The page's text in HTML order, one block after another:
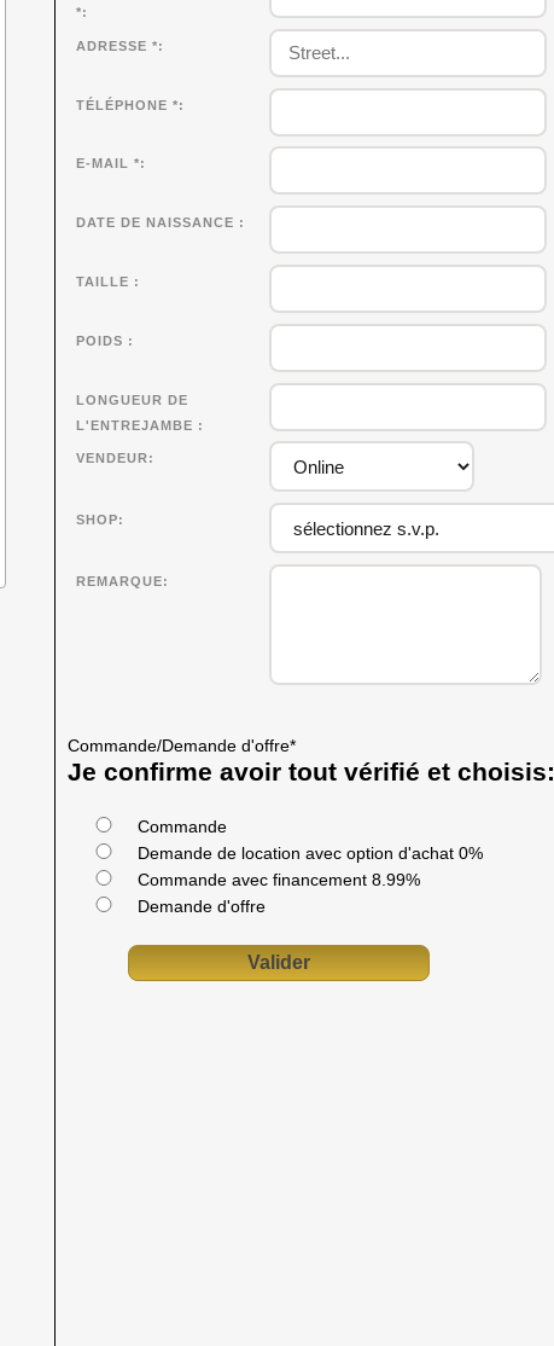
*
ADRESSE *
TÉLÉPHONE *
E-MAIL *
DATE DE NAISSANCE
TAILLE
POIDS
LONGUEUR DE
L'ENTREJAMBE
VENDEUR
SHOP
REMARQUE
Commande/Demande d'offre*
Je confirme avoir tout vérifié et choisis:
Commande
Demande de location avec option d'achat 0%
Commande avec financement 8.99%
Demande d'offre